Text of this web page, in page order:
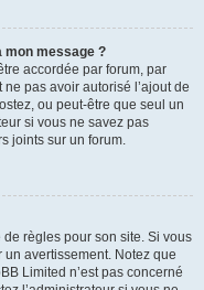
mon message ?
accordée par forum, par
pas avoir autorisé l’ajout de
ou peut-être que seul un
si vous ne savez pas
joints sur un forum.
règles pour son site. Si vous
avertissement. Notez que
Limited n’est pas concerné